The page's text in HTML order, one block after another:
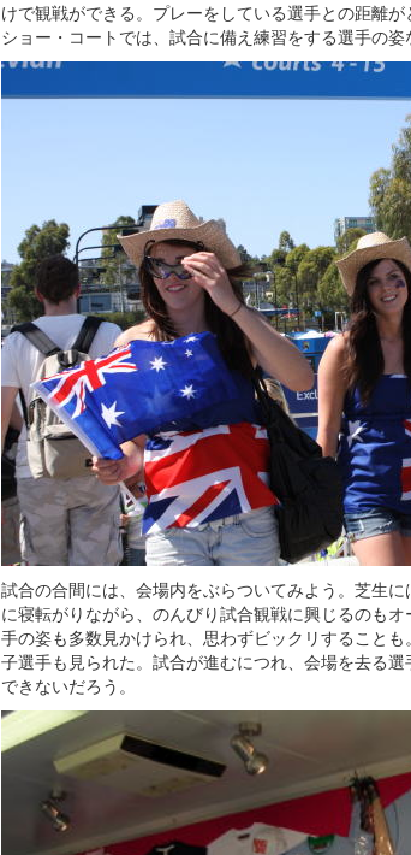
けで観戦ができる。プレーをしている選手との距離
ショー・コートでは、試合に備え練習をする選手の姿
試合の合間には、会場内をぶらついてみよう。芝生
に寝転がりながら、のんびり試合観戦に興じるのも
手の姿も多数見かけられ、思わずビックリすること
子選手も見られた。試合が進むにつれ、会場を去る
できないだろう。